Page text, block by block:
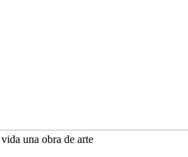
una obra de arte